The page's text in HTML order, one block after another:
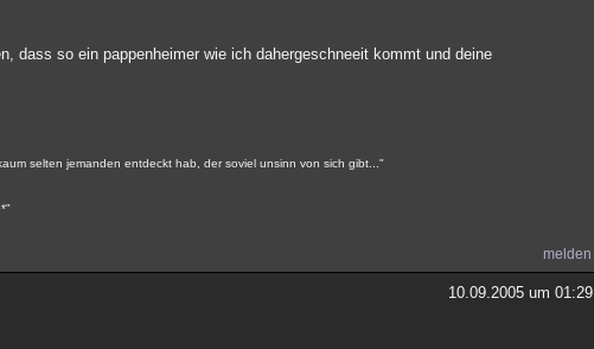
dass so ein pappenheimer wie ich dahergeschneeit kommt und deine
selten jemanden entdeckt hab, der soviel unsinn von sich gibt..."
melden
10.09.2005 um 01:29